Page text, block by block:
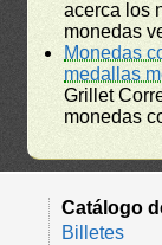
acerca los
monedas
Monedas
medallas
Grillet
monedas
Catálogo
Billetes